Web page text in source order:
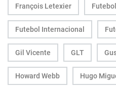
François Letexier
Futebol Internacional
Gil Vicente GLT
Howard Webb Hugo